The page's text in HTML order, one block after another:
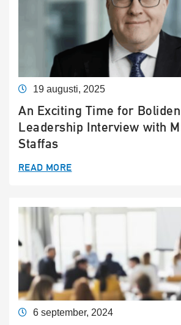
19 augusti, 2025
An Exciting Time for Boliden
Leadership Interview with
Staffas
READ MORE
6 september, 2024